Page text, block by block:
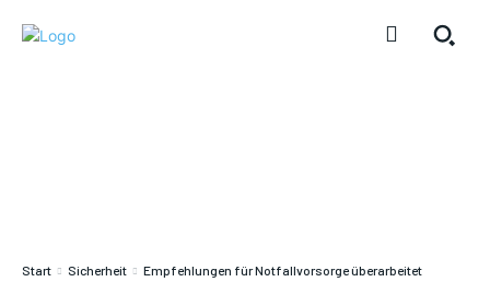
Start Sicherheit Empfehlungen für Notfallvorsorge überarbeitet